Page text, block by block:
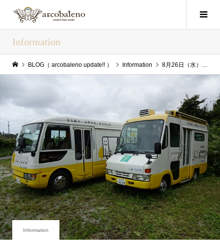
Information
BLOG（ arcobaleno update!! ） Information 8月26日（水）arcobaleno update
Information